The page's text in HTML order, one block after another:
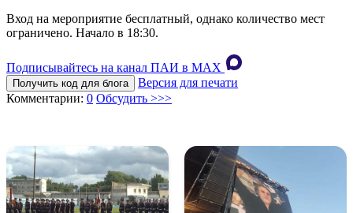
Вход на мероприятие бесплатный, однако количество мест
ограничено. Начало в 18:30.
Подписывайтесь на канал ПАИ в MAХ
Получить код для блога
Версия для печати
Комментарии: 0 Обсудить >>>